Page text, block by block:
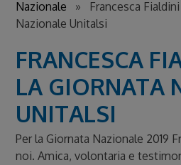
Nazionale » Francesca Fialdini
Nazionale Unitalsi
FRANCESCA
LA GIORNATA
UNITALSI
Per la Giornata Nazionale 2019
noi. Amica, volontaria e